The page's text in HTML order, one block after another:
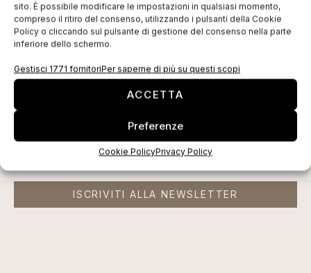
sito. È possibile modificare le impostazioni in qualsiasi momento,
compreso il ritiro del consenso, utilizzando i pulsanti della Cookie
Policy o cliccando sul pulsante di gestione del consenso nella parte
inferiore dello schermo.
Gestisci 1771 fornitoriPer saperne di più su questi scopi
ACCETTA
Preferenze
Cookie PolicyPrivacy Policy
EDICOLA WEB
ISCRIVITI ALLA NEWSLETTER